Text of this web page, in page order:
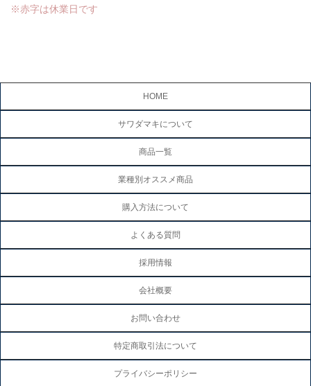
※赤字は休業日です
HOME
サワダマキについて
商品一覧
業種別オススメ商品
購入方法について
よくある質問
採用情報
会社概要
お問い合わせ
特定商取引法について
プライバシーポリシー